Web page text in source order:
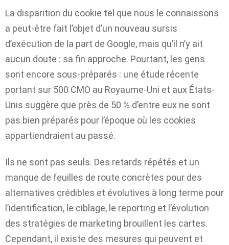
La disparition du cookie tel que nous le connaissons
a peut-être fait l’objet d’un nouveau sursis
d’exécution de la part de Google, mais qu’il n’y ait
aucun doute : sa fin approche. Pourtant, les gens
sont encore sous-préparés : une étude récente
portant sur 500 CMO au Royaume-Uni et aux États-
Unis suggère que près de 50 % d’entre eux ne sont
pas bien préparés pour l’époque où les cookies
appartiendraient au passé.
Ils ne sont pas seuls. Des retards répétés et un
manque de feuilles de route concrètes pour des
alternatives crédibles et évolutives à long terme pour
l’identification, le ciblage, le reporting et l’évolution
des stratégies de marketing brouillent les cartes.
Cependant, il existe des mesures qui peuvent et